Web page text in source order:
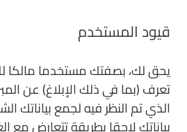
قيود المستخدم
يحق لك، بصفتك مستخدما مالكا
تعرف (بما في ذلك الإبلاغ) عن
الذي تم النظر فيه لجمع بياناتك
بياناتك لاحقا بطريقة تتعارض